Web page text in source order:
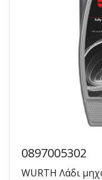
0897005302
WURTH Λάδι